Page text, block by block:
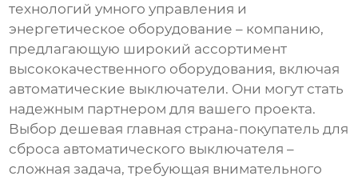
технологий умного управления и
энергетическое оборудование – компанию,
предлагающую широкий ассортимент
высококачественного оборудования, включая
автоматические выключатели. Они могут стать
надежным партнером для вашего проекта.
Выбордешевая главная страна-покупатель для
сброса автоматического выключателя –
сложная задача, требующая внимательного